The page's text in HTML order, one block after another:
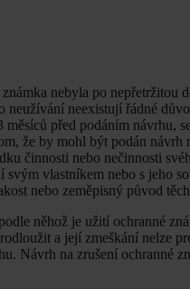
nebyla po nepřetržitou
neužívání neexistují řádné
před podáním návrhu,
že by mohl být podán návrh
činnosti nebo nečinnosti
vlastníkem nebo s jeho
nebo zeměpisný původ
něhož je užití ochranné
a její zmeškání nelze
Návrh na zrušení ochranné